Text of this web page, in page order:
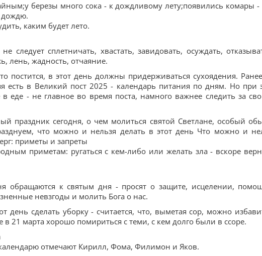
березы много сока - к дождливому лету;появились комары
дождю.
каким будет лето.
следует сплетничать, хвастать, завидовать, осуждать,
лень, жадность, отчаяние.
постится, в этот день должны придерживаться сухоядения.
есть в Великий пост 2025 - календарь питания по дням. Но при
еде - не главное во время поста, намного важнее следить за
праздник сегодня, о чем молиться святой Светлане, особый
что можно и нельзя делать в этот день Что можно и
приметы и запреты
приметам: ругаться с кем-либо или желать зла - вскоре
обращаются к святым дня - просят о защите, исцелении,
невзгоды и молить Бога о нас.
день сделать уборку - считается, что, выметая сор, можно
в 21 марта хорошо помириться с теми, с кем долго были в ссоре.
отмечают Кирилл, Фома, Филимон и Яков.